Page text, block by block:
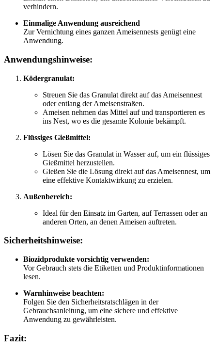
verhindern.
Einmalige Anwendung ausreichend
Zur Vernichtung eines ganzen Ameisennests genügt eine
Anwendung.
Anwendungshinweise:
Ködergranulat:
Streuen Sie das Granulat direkt auf das Ameisennest
oder entlang der Ameisenstraßen.
Ameisen nehmen das Mittel auf und transportieren es
ins Nest, wo es die gesamte Kolonie bekämpft.
Flüssiges Gießmittel:
Lösen Sie das Granulat in Wasser auf, um ein flüssiges
Gießmittel herzustellen.
Gießen Sie die Lösung direkt auf das Ameisennest, um
eine effektive Kontaktwirkung zu erzielen.
Außenbereich:
Ideal für den Einsatz im Garten, auf Terrassen oder an
anderen Orten, an denen Ameisen auftreten.
Sicherheitshinweise:
Biozidprodukte vorsichtig verwenden:
Vor Gebrauch stets die Etiketten und Produktinformationen
lesen.
Warnhinweise beachten:
Folgen Sie den Sicherheitsratschlägen in der
Gebrauchsanleitung, um eine sichere und effektive
Anwendung zu gewährleisten.
Fazit: